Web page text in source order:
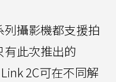
列攝影機都支援拍
有此次推出的
2C可在不同解